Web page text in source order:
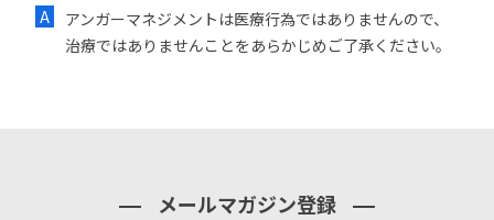
アンガーマネジメントは医療行為ではありませんので、
治療ではありませんことをあらかじめご了承ください。
メールマガジン登録